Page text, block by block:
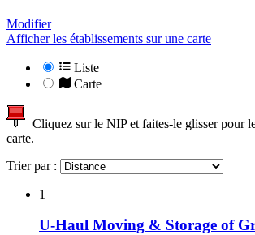
Modifier
Afficher les établissements sur une carte
Liste
Carte
Cliquez sur le NIP et faites-le glisser pour
carte.
Trier par :
1
U-Haul Moving & Storage of